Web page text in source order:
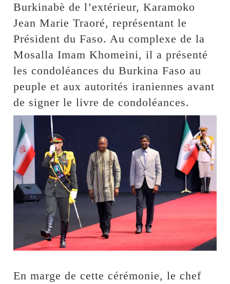
Burkinabè de l’extérieur, Karamoko
Jean Marie Traoré, représentant le
Président du Faso. Au complexe de la
Mosalla Imam Khomeini, il a présenté
les condoléances du Burkina Faso au
peuple et aux autorités iraniennes avant
de signer le livre de condoléances.
En marge de cette cérémonie, le chef